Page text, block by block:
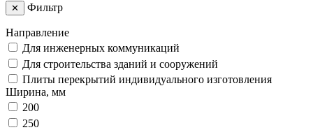
✕ Фильтр
Направление
Для инженерных коммуникаций
Для строительства зданий и сооружений
Плиты перекрытий индивидуального изготовления
Ширина, мм
200
250